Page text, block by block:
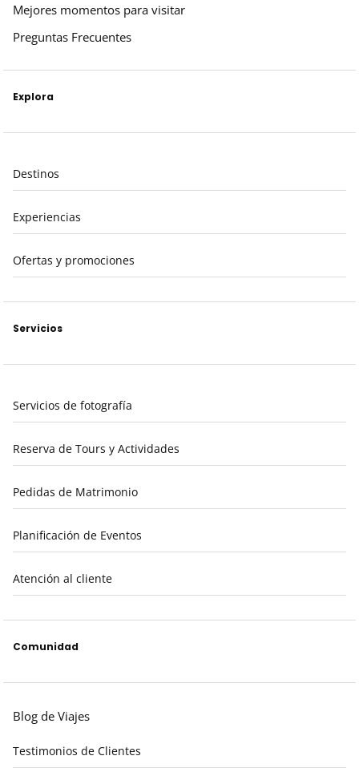
Mejores momentos para visitar
Preguntas Frecuentes
Explora
Destinos
Experiencias
Ofertas y promociones
Servicios
Servicios de fotografía
Reserva de Tours y Actividades
Pedidas de Matrimonio
Planificación de Eventos
Atención al cliente
Comunidad
Blog de Viajes
Testimonios de Clientes